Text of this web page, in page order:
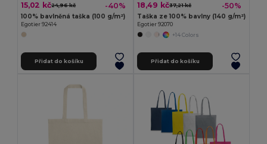
15,02 kč24,96 kč -40%
100% bavlněná taška (100 g/m²)
Egotier 92414
Přidat do košíku
18,49 kč37,21 kč -50%
Taška ze 100% bavlny (140 g/m²)
Egotier 92070
+14 Colors
Přidat do košíku